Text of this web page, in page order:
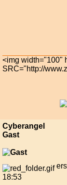
<img width="100"
SRC="http://
Cyberangel
Gast
18:53